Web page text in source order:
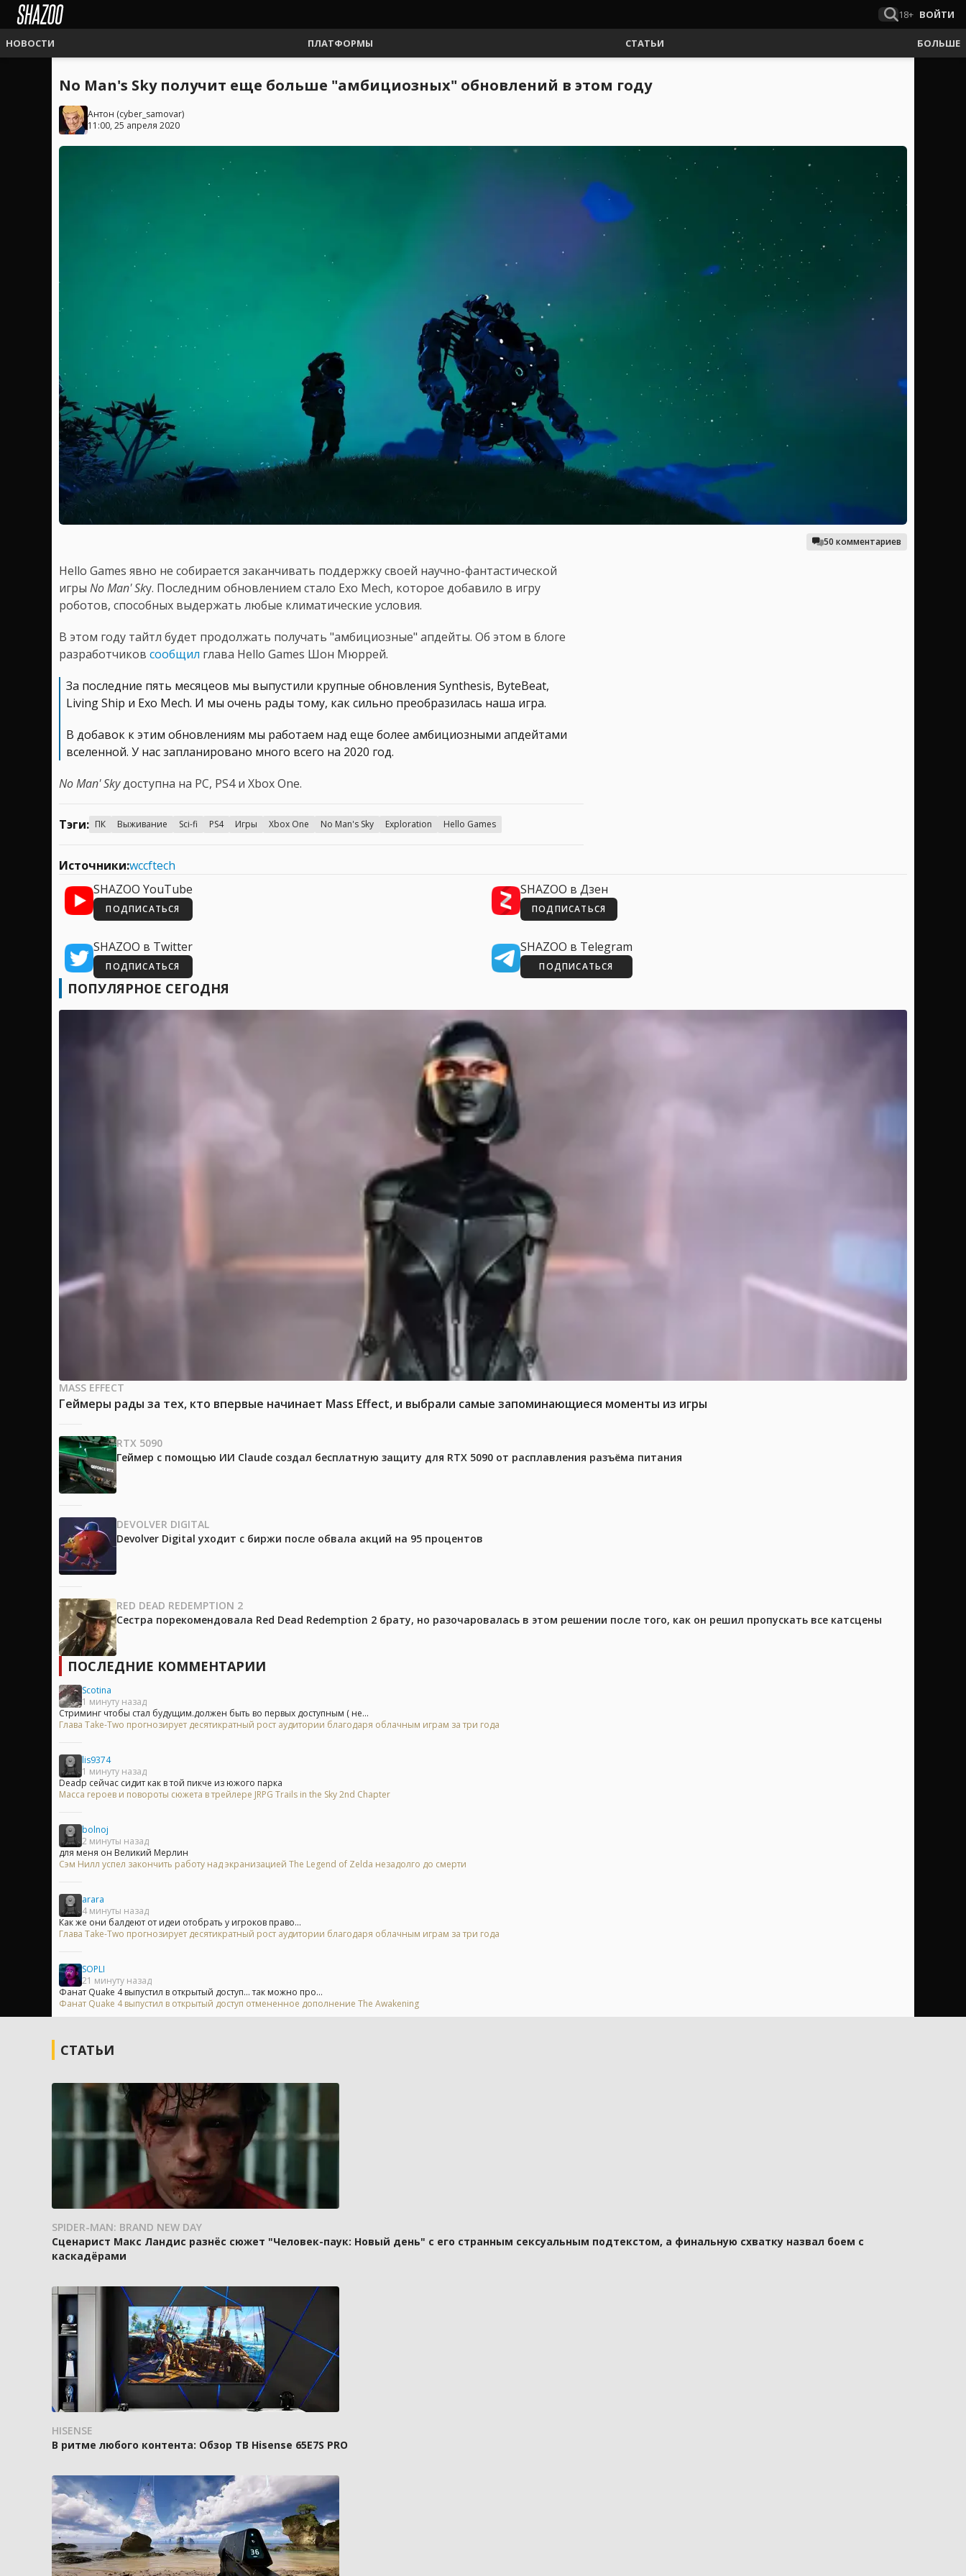
18+ ВОЙТИ
НОВОСТИ ПЛАТФОРМЫ СТАТЬИ БОЛЬШЕ
No Man's Sky получит еще больше "амбициозных" обновлений в этом году
Антон (cyber_samovar)
11:00, 25 апреля 2020
50 комментариев
Hello Games явно не собирается заканчивать поддержку своей научно-фантастической
игры No Man' Sky. Последним обновлением стало Exo Mech, которое добавило в игру
роботов, способных выдержать любые климатические условия.
В этом году тайтл будет продолжать получать "амбициозные" апдейты. Об этом в блоге
разработчиков сообщил глава Hello Games Шон Мюррей.
За последние пять месяцеов мы выпустили крупные обновления Synthesis, ByteBeat,
Living Ship и Exo Mech. И мы очень рады тому, как сильно преобразилась наша игра.
В добавок к этим обновлениям мы работаем над еще более амбициозными апдейтами
вселенной. У нас запланировано много всего на 2020 год.
No Man' Skyдоступна на PC, PS4 и Xbox One.
Тэги: ПК Выживание Sci-fi PS4 Игры Xbox One No Man's Sky Exploration Hello Games
Источники:wccftech
SHAZOO YouTube
ПОДПИСАТЬСЯ
SHAZOO в Дзен
ПОДПИСАТЬСЯ
SHAZOO в Twitter
ПОДПИСАТЬСЯ
SHAZOO в Telegram
ПОДПИСАТЬСЯ
ПОПУЛЯРНОЕ СЕГОДНЯ
MASS EFFECT
Геймеры рады за тех, кто впервые начинает Mass Effect, и выбрали самые запоминающиеся моменты из игры
RTX 5090
Геймер с помощью ИИ Claude создал бесплатную защиту для RTX 5090 от расплавления разъёма питания
DEVOLVER DIGITAL
Devolver Digital уходит с биржи после обвала акций на 95 процентов
RED DEAD REDEMPTION 2
Сестра порекомендовала Red Dead Redemption 2 брату, но разочаровалась в этом решении после того, как он решил пропускать все катсцены
ПОСЛЕДНИЕ КОММЕНТАРИИ
Scotina
1 минуту назад
Стриминг чтобы стал будущим.должен быть во первых доступным ( не...
Глава Take-Two прогнозирует десятикратный рост аудитории благодаря облачным играм за три года
lis9374
1 минуту назад
Deadp сейчас сидит как в той пикче из южого парка
Масса героев и повороты сюжета в трейлере JRPG Trails in the Sky 2nd Chapter
bolnoj
2 минуты назад
для меня он Великий Мерлин
Сэм Нилл успел закончить работу над экранизацией The Legend of Zelda незадолго до смерти
arara
4 минуты назад
Как же они балдеют от идеи отобрать у игроков право...
Глава Take-Two прогнозирует десятикратный рост аудитории благодаря облачным играм за три года
SOPLI
21 минуту назад
Фанат Quake 4 выпустил в открытый доступ... так можно про...
Фанат Quake 4 выпустил в открытый доступ отмененное дополнение The Awakening
СТАТЬИ
SPIDER-MAN: BRAND NEW DAY
Сценарист Макс Ландис разнёс сюжет "Человек-паук: Новый день" с его странным сексуальным подтекстом, а финальную схватку назвал боем с
каскадёрами
HISENSE
В ритме любого контента: Обзор ТВ Hisense 65E7S PRO